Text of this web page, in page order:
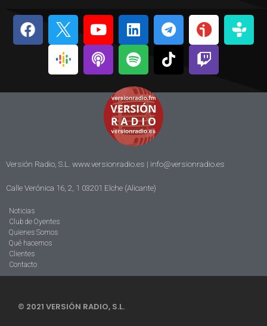
Versión Radio, S.L. www.versionradio.es | info@versionradio.es
Calle Verónica 16, 2, 1 03201 Elche (Alicante)
Noticias
Club de Oyentes
Quienes Somos
Qué hacemos
Clientes
Contacto
© 2021 VERSIÓN RADIO, S.L.